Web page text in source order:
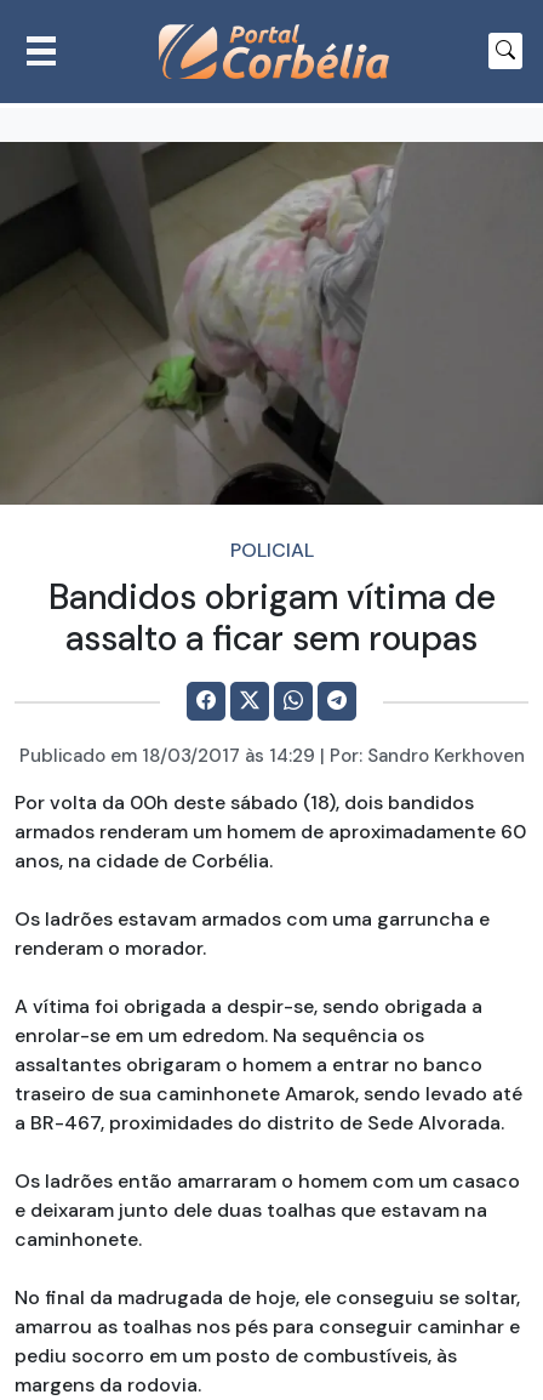
POLICIAL
Bandidos obrigam vítima de
assalto a ficar sem roupas
Publicado em 18/03/2017 às 14:29 | Por: Sandro Kerkhoven
Por volta da 00h deste sábado (18), dois bandidos
armados renderam um homem de aproximadamente 60
anos, na cidade de Corbélia.
Os ladrões estavam armados com uma garruncha e
renderam o morador.
A vítima foi obrigada a despir-se, sendo obrigada a
enrolar-se em um edredom. Na sequência os
assaltantes obrigaram o homem a entrar no banco
traseiro de sua caminhonete Amarok, sendo levado até
a BR-467, proximidades do distrito de Sede Alvorada.
Os ladrões então amarraram o homem com um casaco
e deixaram junto dele duas toalhas que estavam na
caminhonete.
No final da madrugada de hoje, ele conseguiu se soltar,
amarrou as toalhas nos pés para conseguir caminhar e
pediu socorro em um posto de combustíveis, às
margens da rodovia.